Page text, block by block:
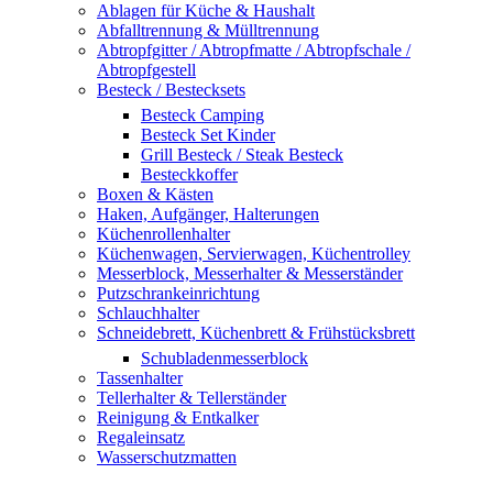
Ablagen für Küche & Haushalt
Abfalltrennung & Mülltrennung
Abtropfgitter / Abtropfmatte / Abtropfschale /
Abtropfgestell
Besteck / Bestecksets
Besteck Camping
Besteck Set Kinder
Grill Besteck / Steak Besteck
Besteckkoffer
Boxen & Kästen
Haken, Aufgänger, Halterungen
Küchenrollenhalter
Küchenwagen, Servierwagen, Küchentrolley
Messerblock, Messerhalter & Messerständer
Putzschrankeinrichtung
Schlauchhalter
Schneidebrett, Küchenbrett & Frühstücksbrett
Schubladenmesserblock
Tassenhalter
Tellerhalter & Tellerständer
Reinigung & Entkalker
Regaleinsatz
Wasserschutzmatten